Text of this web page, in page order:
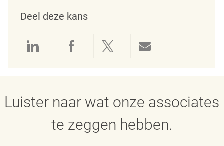
Deel deze kans
Delen via LinkedIn
Delen via Facebook
Delen via twitter
Luister naar wat onze associates
te zeggen hebben.